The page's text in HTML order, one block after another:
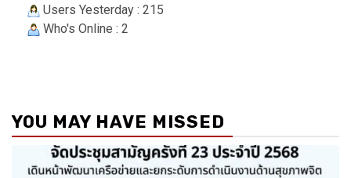
Users Yesterday : 215
Who's Online : 2
YOU MAY HAVE MISSED